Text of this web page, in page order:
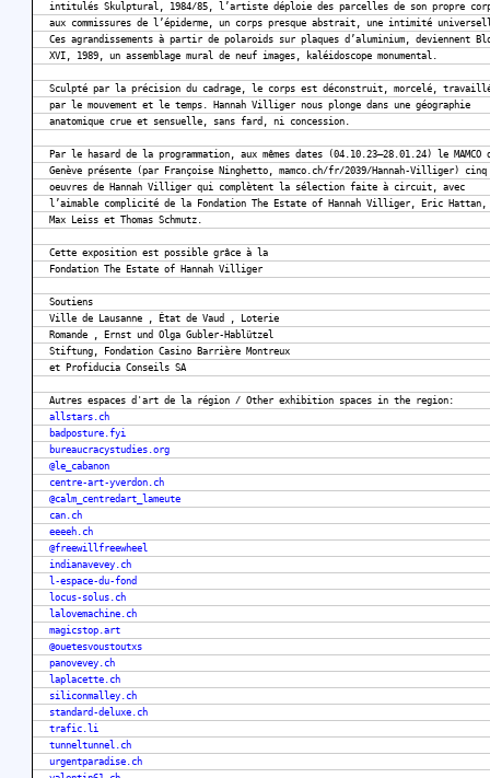
intitulés Skulptural, 1984/85, l’artiste déploie des parcelles de son propre
aux commissures de l’épiderme, un corps presque abstrait, une intimité
Ces agrandissements à partir de polaroids sur plaques d’aluminium, deviennent
XVI, 1989, un assemblage mural de neuf images, kaléidoscope monumental.
Sculpté par la précision du cadrage, le corps est déconstruit, morcelé,
par le mouvement et le temps. Hannah Villiger nous plonge dans une géographie
anatomique crue et sensuelle, sans fard, ni concession.
Par le hasard de la programmation, aux mêmes dates (04.10.23–28.01.24) le MAMCO
Genève présente (par Françoise Ninghetto, mamco.ch/fr/2039/Hannah-Villiger) cinq
oeuvres de Hannah Villiger qui complètent la sélection faite à circuit, avec
l’aimable complicité de la Fondation The Estate of Hannah Villiger, Eric Hattan,
Max Leiss et Thomas Schmutz.
Cette exposition est possible grâce à la
Fondation The Estate of Hannah Villiger
Soutiens
Ville de Lausanne , État de Vaud , Loterie
Romande , Ernst und Olga Gubler-Hablützel
Stiftung, Fondation Casino Barrière Montreux
et Profiducia Conseils SA
Autres espaces d'art de la région / Other exhibition spaces in the region:
allstars.ch
badposture.fyi
bureaucracystudies.org
@le_cabanon
centre-art-yverdon.ch
@calm_centredart_lameute
can.ch
eeeeh.ch
@freewillfreewheel
indianavevey.ch
l-espace-du-fond
locus-solus.ch
lalovemachine.ch
magicstop.art
@ouetesvoustoutxs
panovevey.ch
laplacette.ch
siliconmalley.ch
standard-deluxe.ch
trafic.li
tunneltunnel.ch
urgentparadise.ch